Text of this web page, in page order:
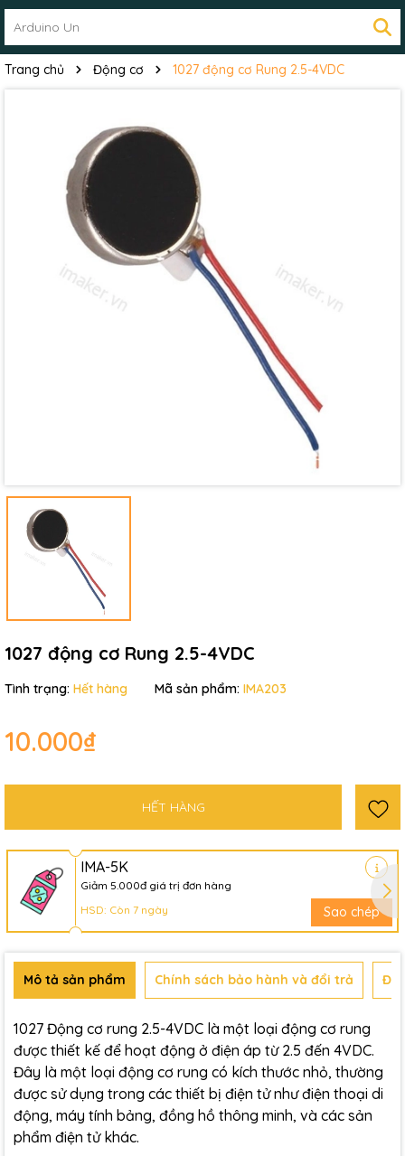
Trang chủ Động cơ 1027 động cơ Rung 2.5-4VDC
1027 động cơ Rung 2.5-4VDC
Tình trạng: Hết hàng Mã sản phẩm: IMA203
10.000₫
HẾT HÀNG
IMA-5K
Giảm 5.000đ giá trị đơn hàng
HSD: Còn 7 ngày
Sao chép
Mô tả sản phẩm Chính sách bảo hành và đổi trả
1027 Động cơ rung 2.5-4VDC là một loại động cơ rung
được thiết kế để hoạt động ở điện áp từ 2.5 đến 4VDC.
Đây là một loại động cơ rung có kích thước nhỏ, thường
được sử dụng trong các thiết bị điện tử như điện thoại di
động, máy tính bảng, đồng hồ thông minh, và các sản
phẩm điện tử khác.